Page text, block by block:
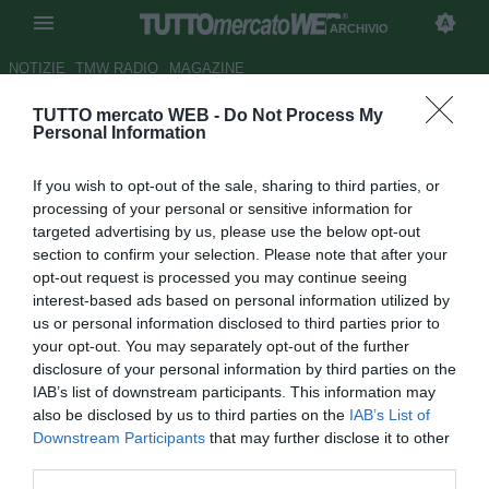
TUTTO mercato WEB - Do Not Process My
Personal Information
If you wish to opt-out of the sale, sharing to third parties, or
processing of your personal or sensitive information for
targeted advertising by us, please use the below opt-out
section to confirm your selection. Please note that after your
opt-out request is processed you may continue seeing
interest-based ads based on personal information utilized by
us or personal information disclosed to third parties prior to
your opt-out. You may separately opt-out of the further
disclosure of your personal information by third parties on the
IAB’s list of downstream participants. This information may
also be disclosed by us to third parties on the IAB’s List of
Downstream Participants that may further disclose it to other
ARCHIVIO
NOTIZIE TMW RADIO MAGAZINE
ESCLUSIVA TMW - Del Nero:
Autore Gaetano Mocciaro
17.08.2012 18:30
vedi letture
© foto di Federico De Luca